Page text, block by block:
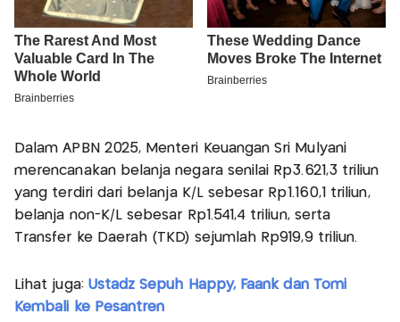
Dalam APBN 2025, Menteri Keuangan Sri Mulyani
merencanakan belanja negara senilai Rp3.621,3 triliun
yang terdiri dari belanja K/L sebesar Rp1.160,1 triliun,
belanja non-K/L sebesar Rp1.541,4 triliun, serta
Transfer ke Daerah (TKD) sejumlah Rp919,9 triliun.
Lihat juga: Ustadz Sepuh Happy, Faank dan Tomi
Kembali ke Pesantren